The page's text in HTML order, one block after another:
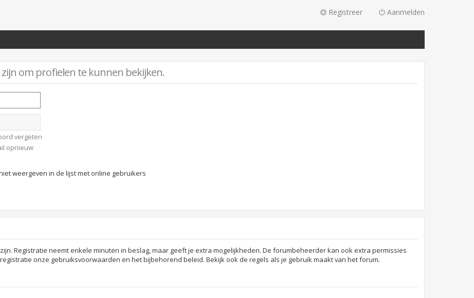
Aanmelden
Registreer
om profielen te kunnen bekijken.
vergeten
opnieuw
weergeven in de lijst met online gebruikers
Registratie neemt enkele minuten in beslag, maar geeft je extra mogelijkheden. De forumbeheerder kan ook extra permissies
onze gebruiksvoorwaarden en het bijbehorend beleid. Bekijk ook de regels als je gebruik maakt van het forum.